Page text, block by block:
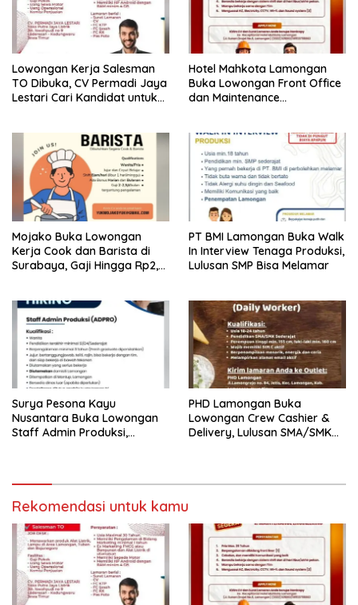
Lowongan Kerja Salesman
TO Dibuka, CV Permadi Jaya
Lestari Cari Kandidat untuk
Hotel Mahkota Lamongan
Buka Lowongan Front Office
dan Maintenance
Mojako Buka Lowongan
Kerja Cook dan Barista di
Surabaya, Gaji Hingga Rp2,5
PT BMI Lamongan Buka Walk
In Interview Tenaga Produksi,
Lulusan SMP Bisa Melamar
Surya Pesona Kayu
Nusantara Buka Lowongan
Staff Admin Produksi,
PHD Lamongan Buka
Lowongan Crew Cashier &
Delivery, Lulusan SMA/SMK
Rekomendasi untuk kamu